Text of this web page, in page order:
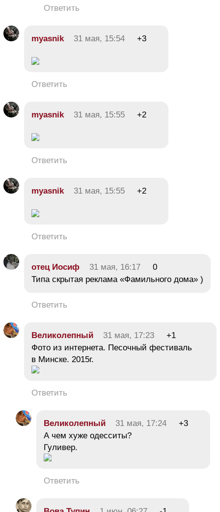
Ответить
myasnik 31 мая, 15:54 +3
Ответить
myasnik 31 мая, 15:55 +2
Ответить
myasnik 31 мая, 15:55 +2
Ответить
отец Иосиф 31 мая, 16:17
0
Типа скрытая реклама «Фамильного дома» )
Ответить
Великолепный 31 мая, 17:23
+1
Фото из интернета. Песочный фестиваль
в Минске. 2015г.
Ответить
Великолепный 31 мая, 17:24
+3
А чем хуже одесситы?
Гуливер.
Ответить